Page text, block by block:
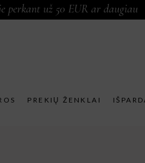
perkant už 50 EUR ar daugiau
PREKIŲ ŽENKLAI